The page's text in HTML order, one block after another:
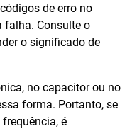
de erro no
Consulte o
o significado de
no capacitor ou no
forma. Portanto, se
é